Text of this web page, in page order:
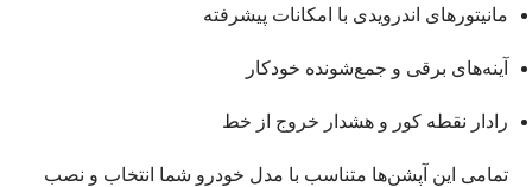
مانیتورهای اندرویدی با امکانات پیشرفته
آینه‌های برقی و جمع‌شونده خودکار
رادار نقطه کور و هشدار خروج از خط
تمامی این آپشن‌ها متناسب با مدل خودرو شما انتخاب و نصب